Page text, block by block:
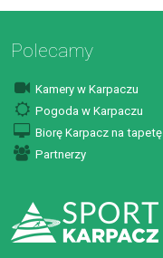
Polecamy
Kamery w Karpaczu
Pogoda w Karpaczu
Biorę Karpacz na tapetę
Partnerzy